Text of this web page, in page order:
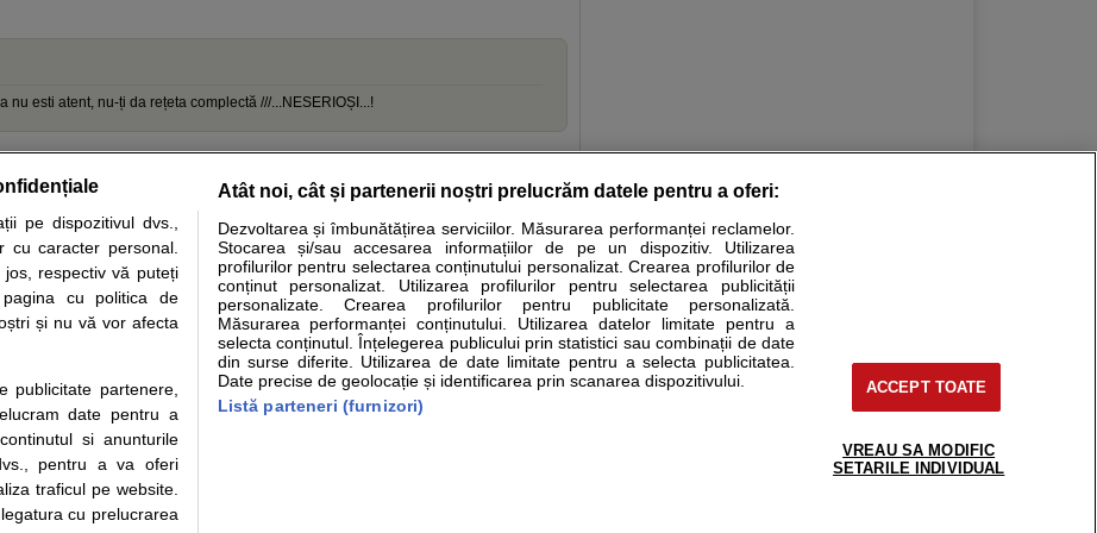
nu esti atent, nu-ți da rețeta complectă ///...NESERIOȘI...!
analize Specialitati medicale
informatii despre sanatate disponibile pe sfatulmedicului.ro au scop informativ si educational. Ele nu pot substitui consultul medical direct si
medicale. Va sfatuim, ca pe langa informatia primita pe sfatulmedicului.ro sa consultati fie medicul Dvs., fie unul dintre medicii pe care
de programari la medic Clickmed.
Drepturile consumatorului
Protectia consumatorilor -
ANPC
Solutionarea Alternativa a
Litigiilor
Info consumator: 0800.080.999
Formulare europene - CNAS
Parteneri
Inscriere clinica
Pentru pacient
support@sfatulmedicului.ro
0374 109 268
pe dispozitivul dvs.,
cu caracter personal.
respectiv vă puteți
cu politica de
și nu vă vor afecta
publicitate partenere,
date pentru a
si anunturile
pentru a va oferi
traficul pe website.
cu prelucrarea
Atât noi, cât și partenerii noștri prelucrăm datele pentru a oferi:
Dezvoltarea și îmbunătățirea serviciilor. Măsurarea performanței reclamelor.
Stocarea și/sau accesarea informațiilor de pe un dispozitiv. Utilizarea
profilurilor pentru selectarea conținutului personalizat. Crearea profilurilor de
conținut personalizat. Utilizarea profilurilor pentru selectarea publicității
personalizate. Crearea profilurilor pentru publicitate personalizată.
Măsurarea performanței conținutului. Utilizarea datelor limitate pentru a
selecta conținutul. Înțelegerea publicului prin statistici sau combinații de date
din surse diferite. Utilizarea de date limitate pentru a selecta publicitatea.
Date precise de geolocație și identificarea prin scanarea dispozitivului.
Listă parteneri (furnizori)
ACCEPT TOATE
VREAU SA MODIFIC
SETARILE INDIVIDUAL